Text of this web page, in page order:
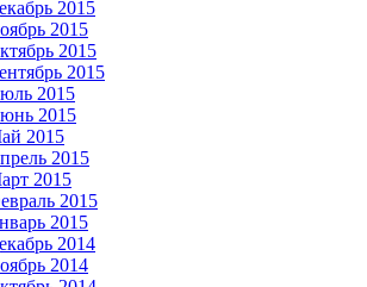
2015
2015
2015
2015
2015
2015
2015
2015
2015
2015
2015
2014
2014